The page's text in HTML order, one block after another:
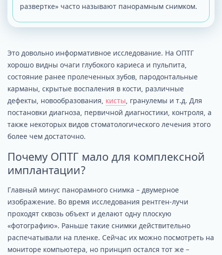
развертке» часто называют панорамным снимком.
Это довольно информативное исследование. На ОПТГ
хорошо видны очаги глубокого кариеса и пульпита,
состояние ранее пролеченных зубов, пародонтальные
карманы, скрытые воспаления в кости, различные
дефекты, новообразования, кисты, гранулемы и т.д. Для
постановки диагноза, первичной диагностики, контроля, а
также некоторых видов стоматологического лечения этого
более чем достаточно.
Почему ОПТГ мало для комплексной
имплантации?
Главный минус панорамного снимка – двумерное
изображение. Во время исследования рентген-лучи
проходят сквозь объект и делают одну плоскую
«фотографию». Раньше такие снимки действительно
распечатывали на пленке. Сейчас их можно посмотреть на
мониторе компьютера, но принцип остался тот же –